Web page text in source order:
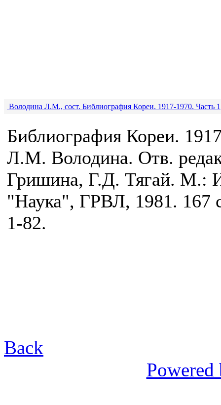
Володина Л.М., сост. Библиография Кореи. 1917-1970. Часть 1
Библиография Кореи.
Л.М. Володина. Отв.
Гришина, Г.Д. Тягай. М.:
"Наука", ГРВЛ, 1981. 167
1-82.
Back